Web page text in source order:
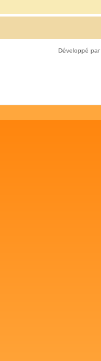
Développé par